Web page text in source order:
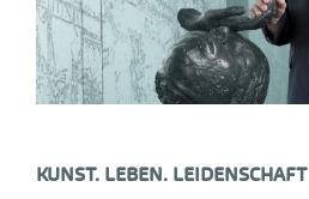
KUNST. LEBEN. LEIDENSCHAFT